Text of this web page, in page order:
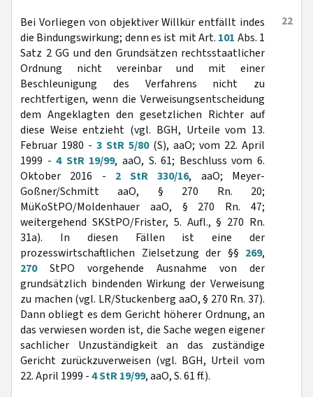
22
Bei Vorliegen von objektiver Willkür entfällt indes
die Bindungswirkung; denn es ist mit Art. 101 Abs. 1
Satz 2 GG und den Grundsätzen rechtsstaatlicher
Ordnung nicht vereinbar und mit einer
Beschleunigung des Verfahrens nicht zu
rechtfertigen, wenn die Verweisungsentscheidung
dem Angeklagten den gesetzlichen Richter auf
diese Weise entzieht (vgl. BGH, Urteile vom 13.
Februar 1980 - 3 StR 5/80(S), aaO; vom 22. April
1999 -4 StR 19/99, aaO, S. 61; Beschluss vom 6.
Oktober 2016 - 2 StR 330/16, aaO; Meyer-
Goßner/Schmitt aaO, § 270 Rn. 20;
MüKoStPO/Moldenhauer aaO, § 270 Rn. 47;
weitergehend SKStPO/Frister, 5. Aufl., § 270 Rn.
31a). In diesen Fällen ist eine der
prozesswirtschaftlichen Zielsetzung der §§ 269,
270StPO vorgehende Ausnahme von der
grundsätzlich bindenden Wirkung der Verweisung
zu machen (vgl. LR/Stuckenberg aaO, § 270 Rn. 37).
Dann obliegt es dem Gericht höherer Ordnung, an
das verwiesen worden ist, die Sache wegen eigener
sachlicher Unzuständigkeit an das zuständige
Gericht zurückzuverweisen (vgl. BGH, Urteil vom
22. April 1999 -4 StR 19/99, aaO, S. 61 ff.).